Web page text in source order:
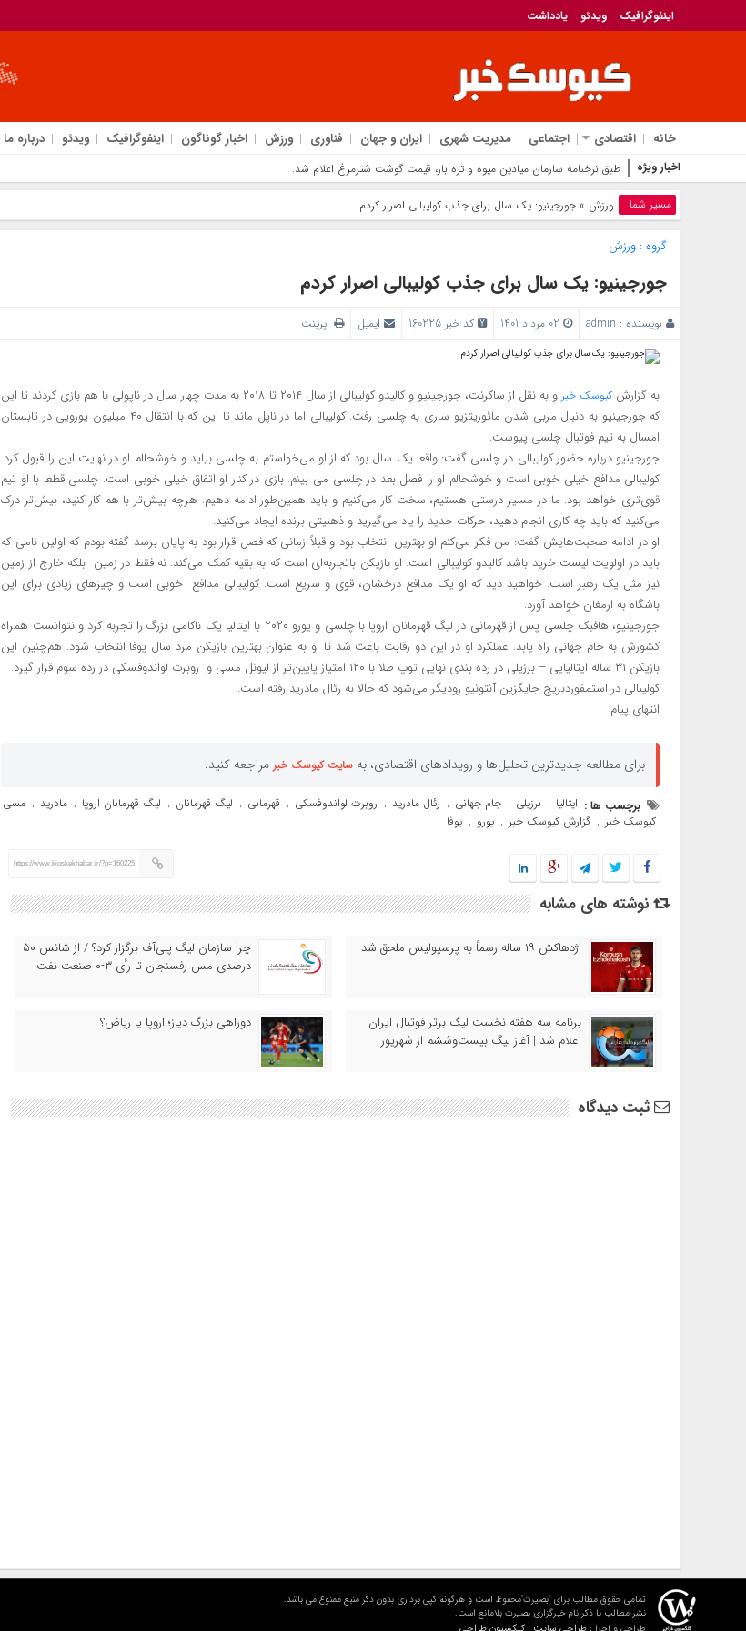
اینفوگرافیک ویدئو یادداشت
خانه اقتصادی اجتماعی مدیریت شهری ایران و جهان فناوری ورزش اخبار گوناگون اینفوگرافیک ویدئو درباره ما
اخبار ویژه طبق نرخنامه سازمان میادین میوه و تره بار، قیمت گوشت شترمرغ اعلام شد.
مسیر شما ورزش » جورجینیو: یک سال برای جذب کولیبالی اصرار کردم
گروه :ورزش
جورجینیو: یک سال برای جذب کولیبالی اصرار کردم
نویسنده : admin کد خبر 160225 ایمیل پرینت
به گزارش کیوسک خبر
و به نقل از ساکرنت، جورجینیو و کالیدو کولیبالی از سال ۲۰۱۴ تا ۲۰۱۸ به مدت چهار سال در ناپولی با هم بازی کردند تا این
که جورجینیو به دنبال مربی شدن مائوریتزیو ساری به چلسی رفت. کولیبالی اما در ناپل ماند تا این که با انتقال ۴۰ میلیون یورویی در تابستان
امسال به تیم فوتبال چلسی پیوست.
جورجینیو درباره حضور کولیبالی در چلسی گفت: واقعا یک سال بود که از او می‌خواستم به چلسی بیاید و خوشحالم او در نهایت این را قبول کرد.
کولیبالی مدافع خیلی خوبی است و خوشحالم او را فصل بعد در چلسی می بینم. بازی در کنار او اتفاق خیلی خوبی است. چلسی قطعا با او تیم
قوی‌تری خواهد بود. ما در مسیر درستی هستیم، سخت کار می‌کنیم و باید همین‌طور ادامه دهیم. هرچه بیش‌تر با هم کار کنید، بیش‌تر درک
می‌کنید که باید چه کاری انجام دهید، حرکات جدید را یاد می‌گیرید و ذهنیتی برنده ایجاد می‌کنید.
او در ادامه صحبت‌هایش گفت: من فکر می‌کنم او بهترین انتخاب بود و قبلاً زمانی که فصل قرار بود به پایان برسد گفته بودم که اولین نامی که
باید در اولویت لیست خرید باشد کالیدو کولیبالی است. او بازیکن باتجربه‌ای است که به بقیه کمک می‌کند. نه فقط در زمین بلکه خارج از زمین
نیز مثل یک رهبر است. خواهید دید که او یک مدافع درخشان، قوی و سریع است. کولیبالی مدافع خوبی است و چیزهای زیادی برای این
باشگاه به ارمغان خواهد آورد.
جورجینیو، هافبک چلسی پس از قهرمانی در لیگ قهرمانان اروپا با چلسی و یورو ۲۰۲۰ با ایتالیا یک ناکامی بزرگ را تجربه کرد و نتوانست همراه
کشورش به جام جهانی راه یابد. عملکرد او در این دو رقابت باعث شد تا او به عنوان بهترین بازیکن مرد سال یوفا انتخاب شود. هم‌چنین این
بازیکن ۳۱ ساله ایتالیایی – برزیلی در رده بندی نهایی توپ طلا با ۱۲۰ امتیاز پایین‌تر از لیونل مسی و روبرت لواندوفسکی در رده سوم قرار گیرد.
کولیبالی در استمفوردبریج جایگزین آنتونیو رودیگر می‌شود که حالا به رئال مادرید رفته است.
انتهای پیام
برای مطالعه جدیدترین تحلیل‌ها و رویدادهای اقتصادی، به سایت کیوسک خبر مراجعه کنید.
برچسب ها : ایتالیا , برزیلی , جام جهانی , رئال مادرید , روبرت لواندوفسکی , قهرمانی , لیگ قهرمانان , لیگ قهرمانان اروپا , مادرید , مسی
کیوسک خبر , گزارش کیوسک خبر , یورو , یوفا
https://www.kioskekhabar.ir/?p=160225
نوشته های مشابه
اژدهاکش ۱۹ ساله رسماً به پرسپولیس ملحق شد
چرا سازمان لیگ پلی‌آف برگزار کرد؟ / از شانس ۵۰
درصدی مس رفسنجان تا رأی ۳-۰ صنعت نفت
برنامه سه هفته نخست لیگ برتر فوتبال ایران
اعلام شد | آغاز لیگ بیست‌وششم از شهریور
دوراهی بزرگ دیاز؛ اروپا یا ریاض؟
ثبت دیدگاه
تمامی حقوق مطالب برای "بصیرت"محفوظ است و هرگونه کپی برداری بدون ذکر منبع ممنوع می باشد.
نشر مطالب با ذکر نام خبرگزاری بصیرت بلامانع است.